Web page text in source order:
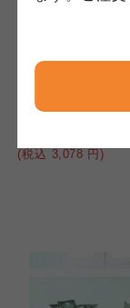
キーコーヒード
KS-30
(税込 3,078 円)